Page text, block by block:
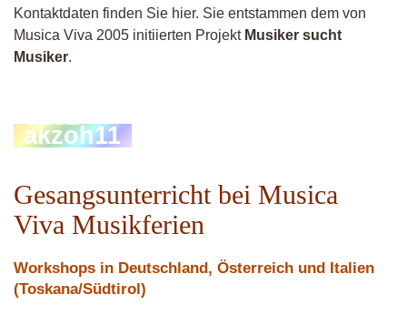
Kontaktdaten finden Sie hier. Sie entstammen dem von
Musica Viva 2005 initiierten Projekt Musiker sucht
Musiker.
1232
akzoh11
Gesangsunterricht bei Musica
Viva Musikferien
Workshops in Deutschland, Österreich und Italien
(Toskana/Südtirol)